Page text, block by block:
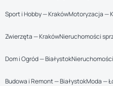
Sport i Hobby — KrakówMotoryzacja —
Zwierzęta — KrakówNieruchomości
Dom i Ogród — Białystok
Budowa i Remont — BiałystokModa —